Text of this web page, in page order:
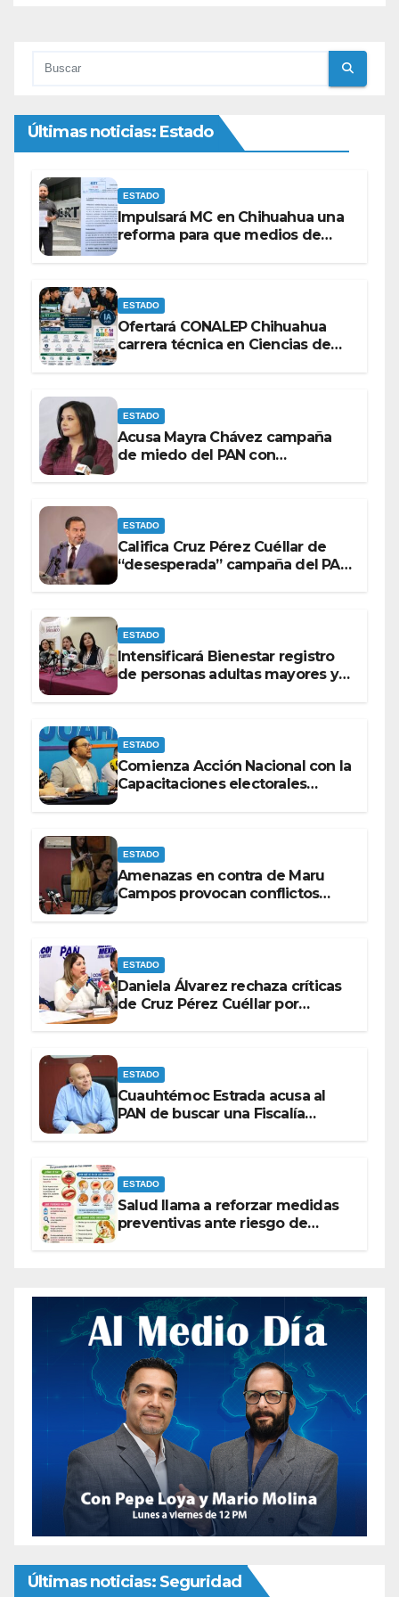
Últimas noticias: Estado
ESTADO
Impulsará MC en Chihuahua una
reforma para que medios de
ESTADO
Ofertará CONALEP Chihuahua
carrera técnica en Ciencias de
ESTADO
Acusa Mayra Chávez campaña
de miedo del PAN con
ESTADO
Califica Cruz Pérez Cuéllar de
“desesperada” campaña del PAN
ESTADO
Intensificará Bienestar registro
de personas adultas mayores y
ESTADO
Comienza Acción Nacional con la
Capacitaciones electorales
ESTADO
Amenazas en contra de Maru
Campos provocan conflictos
ESTADO
Daniela Álvarez rechaza críticas
de Cruz Pérez Cuéllar por
ESTADO
Cuauhtémoc Estrada acusa al
PAN de buscar una Fiscalía
ESTADO
Salud llama a reforzar medidas
preventivas ante riesgo de
Últimas noticias: Seguridad